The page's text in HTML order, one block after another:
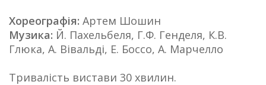
Хореографія: Артем Шошин
Музика: Й. Пахельбеля, Г.Ф. Генделя, К.В.
Глюка, А. Вівальді, Е. Боссо, А. Марчелло
Тривалість вистави 30 хвилин.